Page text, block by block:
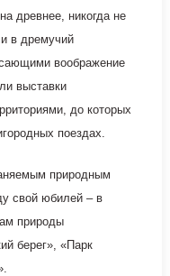
древнее, никогда не
в дремучий
воображение
выставки
до которых
поездах.
природным
свой юбилей – в
природы
берег», «Парк